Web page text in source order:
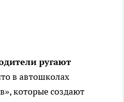
ругают
в автошколах
которые создают